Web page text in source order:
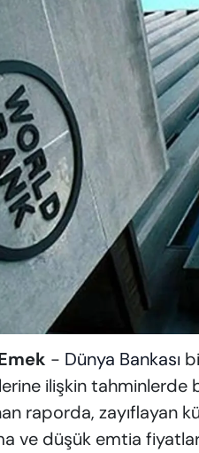
- Dünya Bankası
ilişkin tahminlerde
raporda, zayıflayan
ve düşük emtia
HABERLERİ